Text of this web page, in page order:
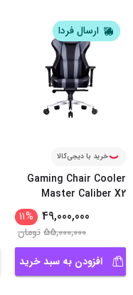
ارسال فردا
خرید با دیجی‌کالا
Gaming Chair Cooler
Master Caliber X2
49,000,000
%
11
55,000,000تومان
افزودن به سبد خرید